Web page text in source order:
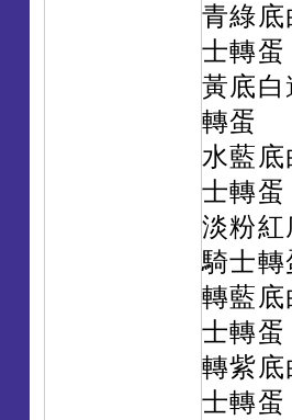
青綠底
士轉蛋
黃底白
轉蛋
水藍底
士轉蛋
淡粉紅
騎士轉
轉藍底
士轉蛋
轉紫底
士轉蛋